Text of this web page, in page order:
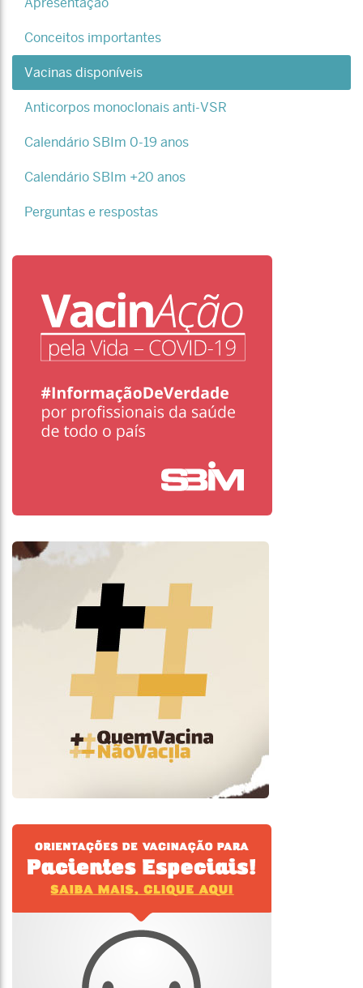
Apresentação
Conceitos importantes
Vacinas disponíveis
Anticorpos monoclonais anti-VSR
Calendário SBIm 0-19 anos
Calendário SBIm +20 anos
Perguntas e respostas